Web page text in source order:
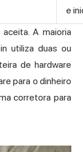
e
A maioria
utiliza duas ou
de hardware
para o dinheiro
corretora para